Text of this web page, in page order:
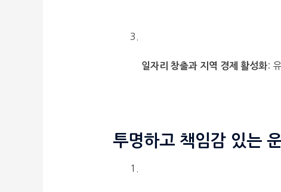
일자리 창출과 지역 경제 활성화:
투명하고 책임감 있는